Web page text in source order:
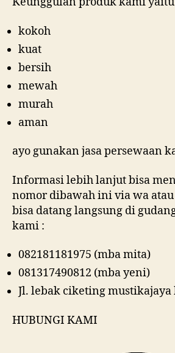
kokoh
kuat
bersih
mewah
murah
aman
ayo gunakan jasa persewaan
Informasi lebih lanjut bisa
nomor dibawah ini via wa atau
bisa datang langsung di
kami :
082181181975 (mba mita)
081317490812 (mba yeni)
Jl. lebak ciketing mustikajaya
HUBUNGI KAMI